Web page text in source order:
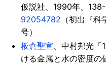
仮説社、1990年、138-
92054782 （初出『
号）
板倉聖宣 、中村邦光
ける金属と水の密度の